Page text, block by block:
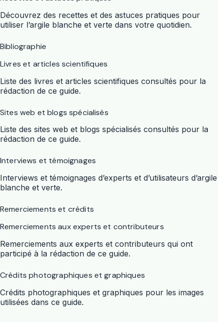
Découvrez des recettes et des astuces pratiques pour
utiliser l’argile blanche et verte dans votre quotidien.
Bibliographie
Livres et articles scientifiques
Liste des livres et articles scientifiques consultés pour la
rédaction de ce guide.
Sites web et blogs spécialisés
Liste des sites web et blogs spécialisés consultés pour la
rédaction de ce guide.
Interviews et témoignages
Interviews et témoignages d’experts et d’utilisateurs d’argile
blanche et verte.
Remerciements et crédits
Remerciements aux experts et contributeurs
Remerciements aux experts et contributeurs qui ont
participé à la rédaction de ce guide.
Crédits photographiques et graphiques
Crédits photographiques et graphiques pour les images
utilisées dans ce guide.